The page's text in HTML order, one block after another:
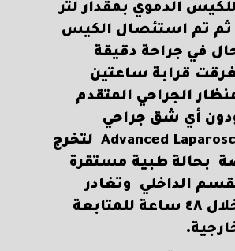
الدموي بمقدار لتر
تم استئصال الكيس
في جراحة دقيقة
قرابة ساعتين
الجراحي المتقدم
أي شق جراحي
Advanced Laparoscopic surgery لتخرج
بحالة طبية مستقرة
الداخلي وتغادر
المستشفي خلال ٤٨ ساعة للمتابعة